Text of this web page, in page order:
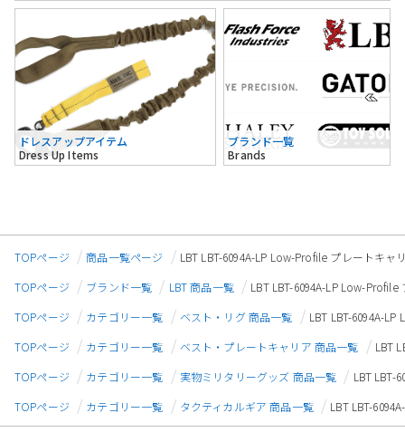
ドレスアップアイテム
Dress Up Items
ブランド一覧
Brands
TOPページ 商品一覧ページ
LBT LBT-6094A-LP Low-Profile プレートキャ
TOPページ
ブランド一覧 LBT 商品一覧
LBT LBT-6094A-LP Low-
TOPページ
カテゴリー一覧 ベスト・リグ 商品一覧
LBT LBT-6094A-
TOPページ
カテゴリー一覧 ベスト・プレートキャリア 商品一覧
LBT
TOPページ
カテゴリー一覧 実物ミリタリーグッズ 商品一覧
LBT LBT-
TOPページ
カテゴリー一覧 タクティカルギア 商品一覧 LBT LBT-